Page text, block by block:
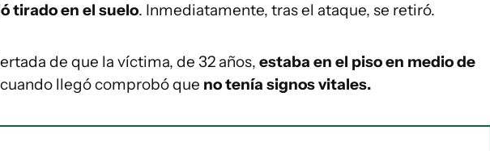
tirado en el suelo. Inmediatamente, tras el ataque, se retiró.
de que la víctima, de 32 años, estaba en el piso en medio de
llegó comprobó que no tenía signos vitales.